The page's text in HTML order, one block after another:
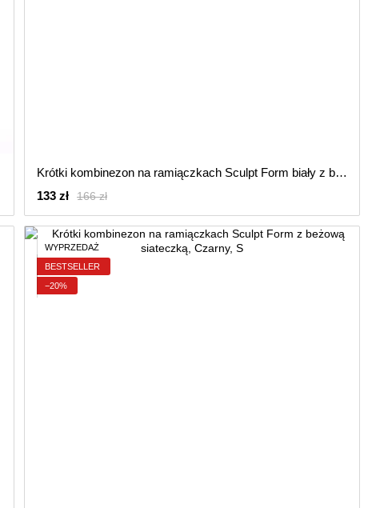
Krótki kombinezon na ramiączkach Sculpt Form biały z białą siateczką, Biały, L
166 zł
133 zł
WYPRZEDAŻ
BESTSELLER
−20%